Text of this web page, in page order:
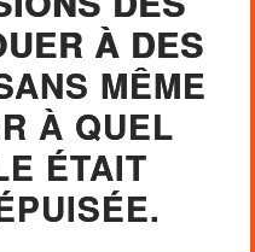
À DES
MÊME
À QUEL
ÉTAIT